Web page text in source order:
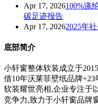
Apr 17, 2026100%涤
碳足迹报告
Apr 17, 20262025年
底部简介
小轩窗整体软装成立于
借10年沃莱菲壁纸品牌
软装耀世亮相,企业专注于
竞争力,致力于小轩窗品牌